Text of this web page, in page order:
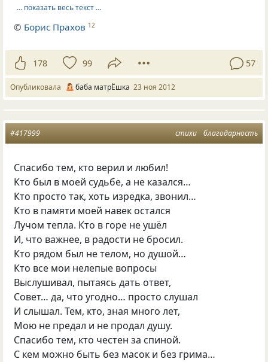
… показать весь текст …
© Борис Прахов 12
178 99 57
Опубликовала баба матрЁшка 23 ноя 2012
стихи благодарность
#417999
Спасибо тем, кто верил и любил!
Кто был в моей судьбе, а не казался…
Кто просто так, хоть изредка, звонил…
Кто в памяти моей навек остался
Лучом тепла. Кто в горе не ушёл
И, что важнее, в радости не бросил.
Кто рядом был не телом, но душой…
Кто все мои нелепые вопросы
Выслушивал, пытаясь дать ответ,
Совет… да, что угодно… просто слушал
И слышал. Тем, кто, зная много лет,
Мою не предал и не продал душу.
Спасибо тем, кто честен за спиной.
С кем можно быть без масок и без грима…